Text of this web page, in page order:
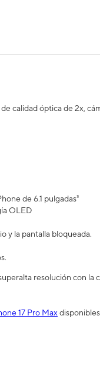
calidad óptica de 2x,
de 6.1 pulgadas³
OLED
y la pantalla bloqueada.
resolución con la
17 Pro Max